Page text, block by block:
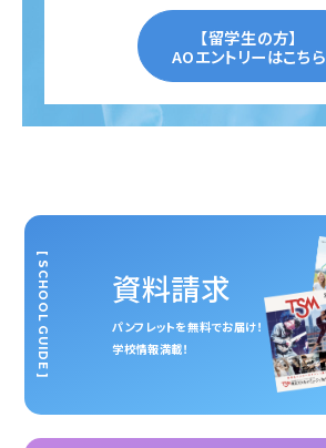
【留学生の方】
AOエントリーはこちら
資料請求
パンフレットを無料でお届け！
学校情報満載！
[ SCHOOL GUIDE ]